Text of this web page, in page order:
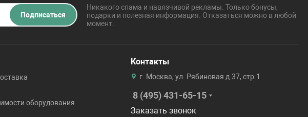
Подписаться
Никакого спама и навязчивой рекламы. Только бонусы,
подарки и полезная информация. Отказаться можно в любой
момент.
оборудования
Контакты
г. Москва, ул. Рябиновая д.37, стр.1
8 (495) 431-65-15
Заказать звонок